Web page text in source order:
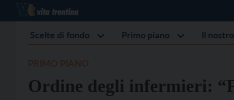
Scelte di fondo Primo piano Il
Ordine degli infermieri: